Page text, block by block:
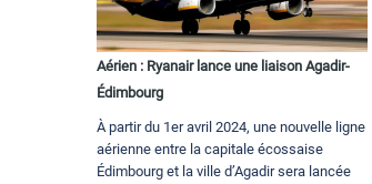
Aérien : Ryanair lance une liaison Agadir-
Édimbourg
À partir du 1er avril 2024, une nouvelle ligne
aérienne entre la capitale écossaise
Édimbourg et la ville d’Agadir sera lancée